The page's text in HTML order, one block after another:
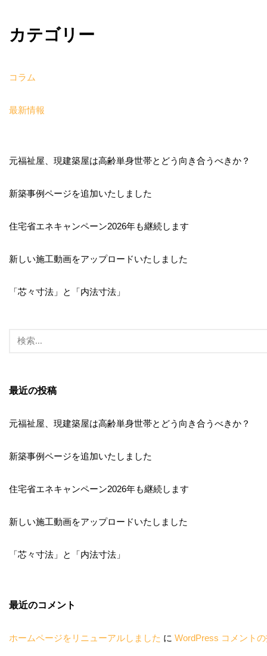
カテゴリー
コラム
最新情報
元福祉屋、現建築屋は高齢単身世帯とどう向き合うべきか？
新築事例ページを追加いたしました
住宅省エネキャンペーン2026年も継続します
新しい施工動画をアップロードいたしました
「芯々寸法」と「内法寸法」
最近の投稿
元福祉屋、現建築屋は高齢単身世帯とどう向き合うべきか？
新築事例ページを追加いたしました
住宅省エネキャンペーン2026年も継続します
新しい施工動画をアップロードいたしました
「芯々寸法」と「内法寸法」
最近のコメント
ホームページをリニューアルしました に WordPress コメント